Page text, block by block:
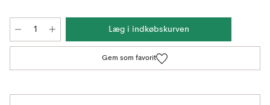
Læg i indkøbskurven
Gem som favorit